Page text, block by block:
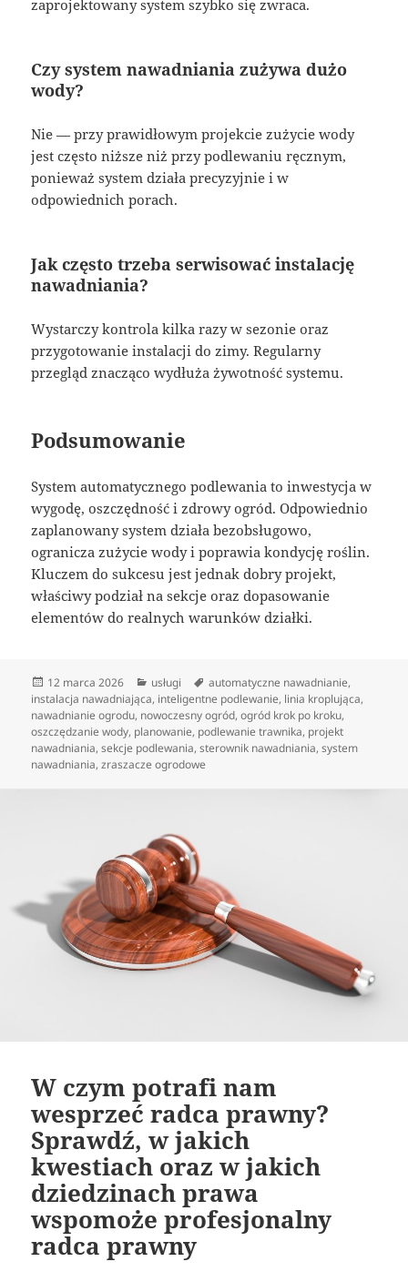
zaprojektowany system szybko się zwraca.
Czy system nawadniania zużywa dużo
wody?
Nie — przy prawidłowym projekcie zużycie wody
jest często niższe niż przy podlewaniu ręcznym,
ponieważ system działa precyzyjnie i w
odpowiednich porach.
Jak często trzeba serwisować instalację
nawadniania?
Wystarczy kontrola kilka razy w sezonie oraz
przygotowanie instalacji do zimy. Regularny
przegląd znacząco wydłuża żywotność systemu.
Podsumowanie
System automatycznego podlewania to inwestycja w
wygodę, oszczędność i zdrowy ogród. Odpowiednio
zaplanowany system działa bezobsługowo,
ogranicza zużycie wody i poprawia kondycję roślin.
Kluczem do sukcesu jest jednak dobry projekt,
właściwy podział na sekcje oraz dopasowanie
elementów do realnych warunków działki.
Data
publikacji
12 marca 2026 Kategorie
usługi Tagi
automatyczne nawadnianie,
instalacja nawadniająca, inteligentne podlewanie, linia kroplująca,
nawadnianie ogrodu, nowoczesny ogród,ogród krok po kroku,
oszczędzanie wody, planowanie, podlewanie trawnika, projekt
nawadniania,sekcje podlewania,sterownik nawadniania,system
nawadniania,zraszacze ogrodowe
W czym potrafi nam
wesprzeć radca prawny?
Sprawdź, w jakich
kwestiach oraz w jakich
dziedzinach prawa
wspomoże profesjonalny
radca prawny